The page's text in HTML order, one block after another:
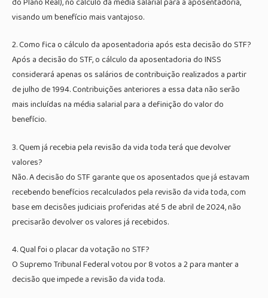
visando um benefício mais vantajoso.
2. Como fica o cálculo da aposentadoria após esta decisão do STF?
Após a decisão do STF, o cálculo da aposentadoria do INSS
considerará apenas os salários de contribuição realizados a partir
de julho de 1994. Contribuições anteriores a essa data não serão
mais incluídas na média salarial para a definição do valor do
benefício.
3. Quem já recebia pela revisão da vida toda terá que devolver
valores?
Não. A decisão do STF garante que os aposentados que já estavam
recebendo benefícios recalculados pela revisão da vida toda, com
base em decisões judiciais proferidas até 5 de abril de 2024, não
precisarão devolver os valores já recebidos.
4. Qual foi o placar da votação no STF?
O Supremo Tribunal Federal votou por 8 votos a 2 para manter a
decisão que impede a revisão da vida toda.